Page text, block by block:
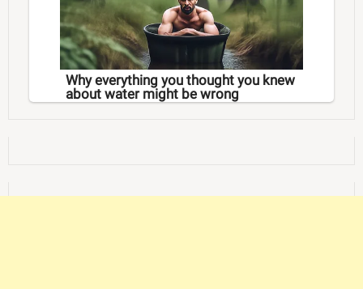
Why everything you thought you knew
about water might be wrong